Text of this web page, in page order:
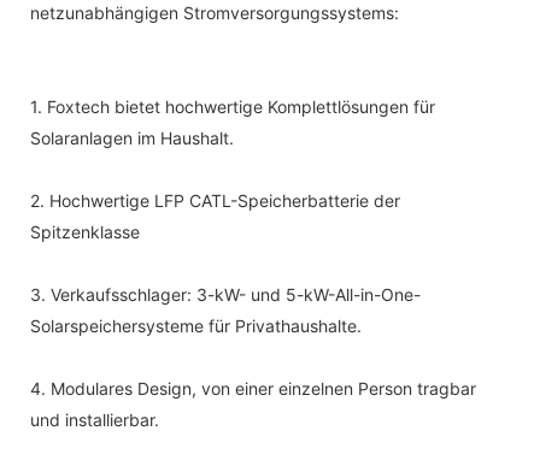
netzunabhängigen Stromversorgungssystems:
1. Foxtech bietet hochwertige Komplettlösungen für
Solaranlagen im Haushalt.
2. Hochwertige LFP CATL-Speicherbatterie der
Spitzenklasse
3. Verkaufsschlager: 3-kW- und 5-kW-All-in-One-
Solarspeichersysteme für Privathaushalte.
4. Modulares Design, von einer einzelnen Person tragbar
und installierbar.